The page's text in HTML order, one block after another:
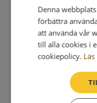
Denna
förbättra
att använda vår
till alla cookies i
cookiepolicy.